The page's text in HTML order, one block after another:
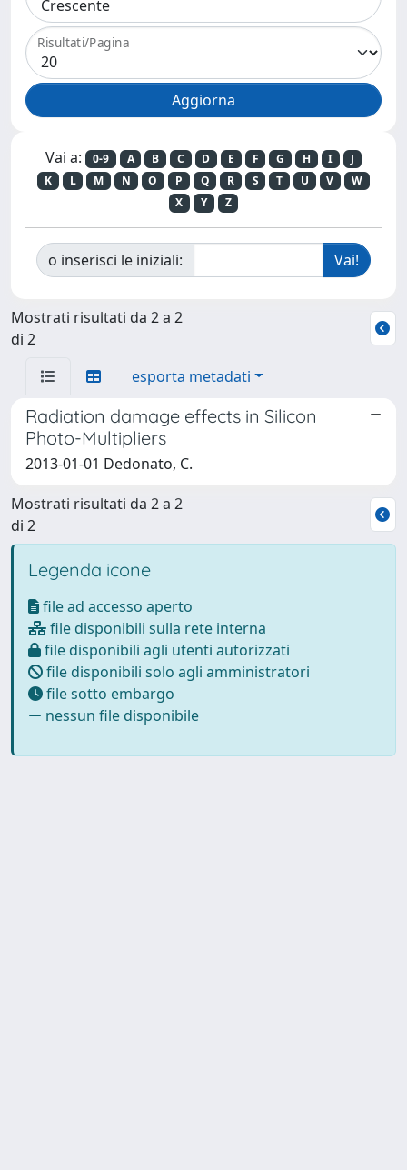
Risultati/Pagina
Vai a: 0-9 A B C D E F G H I
J
K
L M N O P Q R S T U V
W
X
Y Z
o inserisci le iniziali:
Mostrati risultati da 2 a 2
di 2
esporta metadati
Radiation damage effects in Silicon
Photo-Multipliers
2013-01-01 Dedonato, C.
Mostrati risultati da 2 a 2
di 2
Legenda icone
file ad accesso aperto
file disponibili sulla rete interna
file disponibili agli utenti autorizzati
file disponibili solo agli amministratori
file sotto embargo
nessun file disponibile